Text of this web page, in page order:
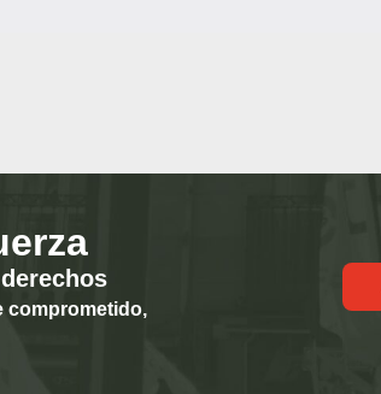
comprometido,